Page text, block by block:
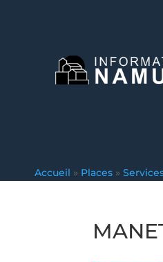
Accueil » Places »